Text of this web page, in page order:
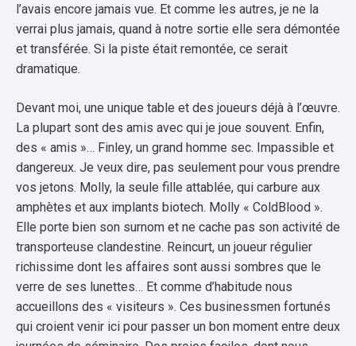
l’avais encore jamais vue. Et comme les autres, je ne la
verrai plus jamais, quand à notre sortie elle sera démontée
et transférée. Si la piste était remontée, ce serait
dramatique.
Devant moi, une unique table et des joueurs déjà à l’œuvre.
La plupart sont des amis avec qui je joue souvent. Enfin,
des « amis »… Finley, un grand homme sec. Impassible et
dangereux. Je veux dire, pas seulement pour vous prendre
vos jetons. Molly, la seule fille attablée, qui carbure aux
amphètes et aux implants biotech. Molly « ColdBlood ».
Elle porte bien son surnom et ne cache pas son activité de
transporteuse clandestine. Reincurt, un joueur régulier
richissime dont les affaires sont aussi sombres que le
verre de ses lunettes… Et comme d’habitude nous
accueillons des « visiteurs ». Ces businessmen fortunés
qui croient venir ici pour passer un bon moment entre deux